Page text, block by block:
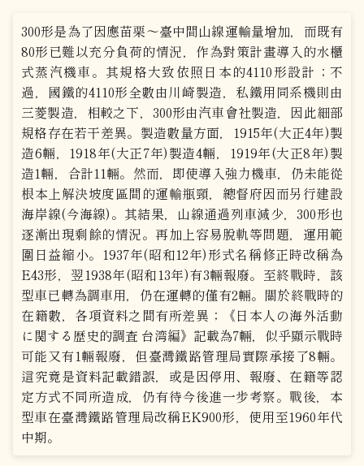
300形是為了因應苗栗～臺中間山線運輸量增加，而既有
80形已難以充分負荷的情況，作為對策計畫導入的水櫃
式蒸汽機車。其規格大致依照日本的4110形設計；不
過，國鐵的4110形全數由川崎製造，私鐵用同系機則由
三菱製造，相較之下，300形由汽車會社製造，因此細部
規格存在若干差異。製造數量方面，1915年(大正4年)製
造6輛，1918年(大正7年)製造4輛，1919年(大正8年)製
造1輛，合計11輛。然而，即使導入強力機車，仍未能從
根本上解決坡度區間的運輸瓶頸，總督府因而另行建設
海岸線(今海線)。其結果，山線通過列車減少，300形也
逐漸出現剩餘的情況。再加上容易脫軌等問題，運用範
圍日益縮小。1937年(昭和12年)形式名稱修正時改稱為
E43形，翌1938年(昭和13年)有3輛報廢。至終戰時，該
型車已轉為調車用，仍在運轉的僅有2輛。關於終戰時的
在籍數，各項資料之間有所差異；《日本人の海外活動
に関する歴史的調査 台湾編》記載為7輛，似乎顯示戰時
可能又有1輛報廢，但臺灣鐵路管理局實際承接了8輛。
這究竟是資料記載錯誤，或是因停用、報廢、在籍等認
定方式不同所造成，仍有待今後進一步考察。戰後，本
型車在臺灣鐵路管理局改稱EK900形，使用至1960年代
中期。